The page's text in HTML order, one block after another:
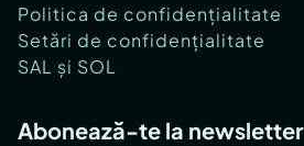
Politica de confidențialitate
Setări de confidențialitate
SAL și SOL
Abonează-te la newsletter